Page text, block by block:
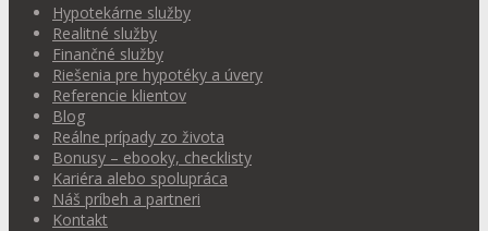
Hypotekárne služby
Realitné služby
Finančné služby
Riešenia pre hypotéky a úvery
Referencie klientov
Blog
Reálne prípady zo života
Bonusy – ebooky, checklisty
Kariéra alebo spolupráca
Náš príbeh a partneri
Kontakt